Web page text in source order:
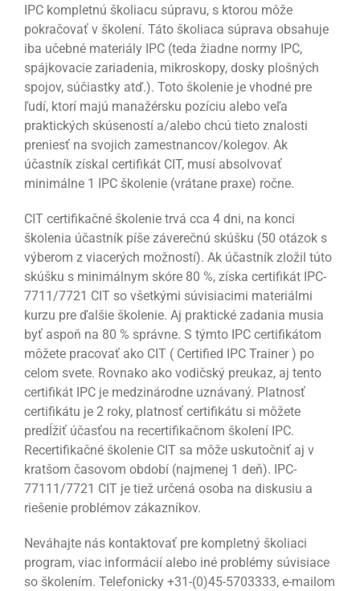
IPC kompletnú školiacu súpravu, s ktorou môže
pokračovať v školení. Táto školiaca súprava obsahuje
iba učebné materiály IPC (teda žiadne normy IPC,
spájkovacie zariadenia, mikroskopy, dosky plošných
spojov, súčiastky atď.). Toto školenie je vhodné pre
ľudí, ktorí majú manažérsku pozíciu alebo veľa
praktických skúseností a/alebo chcú tieto znalosti
preniesť na svojich zamestnancov/kolegov. Ak
účastník získal certifikát CIT, musí absolvovať
minimálne 1 IPC školenie (vrátane praxe) ročne.
CIT certifikačné školenie trvá cca 4 dni, na konci
školenia účastník píše záverečnú skúšku (50 otázok s
výberom z viacerých možností). Ak účastník zložil túto
skúšku s minimálnym skóre 80 %, získa certifikát IPC-
7711/7721 CIT so všetkými súvisiacimi materiálmi
kurzu pre ďalšie školenie. Aj praktické zadania musia
byť aspoň na 80 % správne. S týmto IPC certifikátom
môžete pracovať ako CIT ( Certified IPC Trainer ) po
celom svete. Rovnako ako vodičský preukaz, aj tento
certifikát IPC je medzinárodne uznávaný. Platnosť
certifikátu je 2 roky, platnosť certifikátu si môžete
predĺžiť účasťou na recertifikačnom školení IPC.
Recertifikačné školenie CIT sa môže uskutočniť aj v
kratšom časovom období (najmenej 1 deň). IPC-
77111/7721 CIT je tiež určená osoba na diskusiu a
riešenie problémov zákazníkov.
Neváhajte nás kontaktovať pre kompletný školiaci
program, viac informácií alebo iné problémy súvisiace
so školením. Telefonicky +31-(0)45-5703333, e-mailom